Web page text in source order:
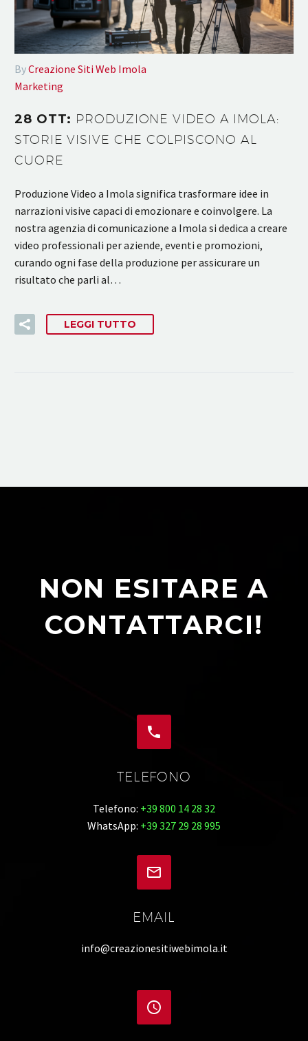
ByCreazione Siti Web Imola
Marketing
28 OTT: PRODUZIONE VIDEO A IMOLA:
STORIE VISIVE CHE COLPISCONO AL
CUORE
Produzione Video a Imola significa trasformare idee in
narrazioni visive capaci di emozionare e coinvolgere. La
nostra agenzia di comunicazione a Imola si dedica a creare
video professionali per aziende, eventi e promozioni,
curando ogni fase della produzione per assicurare un
risultato che parli al…
LEGGI TUTTO
NON ESITARE A
CONTATTARCI!


TELEFONO
Telefono: +39 800 14 28 32
WhatsApp: +39 327 29 28 995


EMAIL
info@creazionesitiwebimola.it

